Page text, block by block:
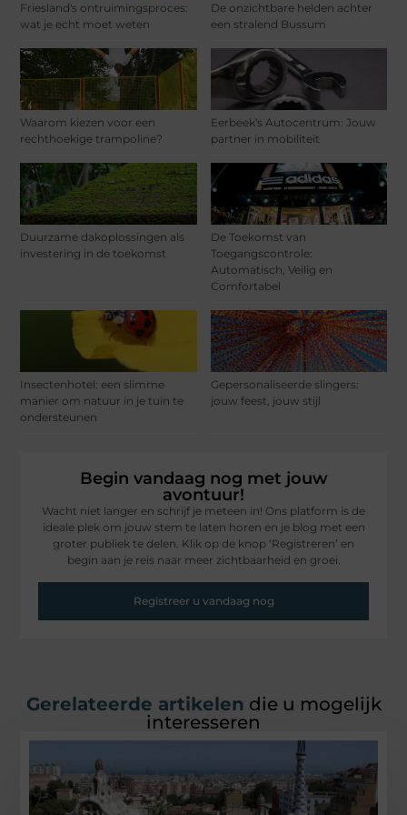
Friesland's ontruimingsproces:
wat je echt moet weten
De onzichtbare helden achter
een stralend Bussum
Waarom kiezen voor een
rechthoekige trampoline?
Eerbeek's Autocentrum: Jouw
partner in mobiliteit
Duurzame dakoplossingen als
investering in de toekomst
De Toekomst van
Toegangscontrole:
Automatisch, Veilig en
Comfortabel
Insectenhotel: een slimme
manier om natuur in je tuin te
ondersteunen
Gepersonaliseerde slingers:
jouw feest, jouw stijl
Begin vandaag nog met jouw
avontuur!
Wacht niet langer en schrijf je meteen in! Ons platform is de
ideale plek om jouw stem te laten horen en je blog met een
groter publiek te delen. Klik op de knop ‘Registreren’ en
begin aan je reis naar meer zichtbaarheid en groei.
Registreer u vandaag nog
Gerelateerde artikelen die u mogelijk
interesseren